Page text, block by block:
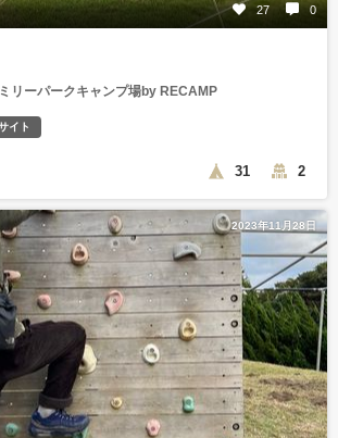
27 0
リーパークキャンプ場by RECAMP
イト
31 2
2023年11月28日